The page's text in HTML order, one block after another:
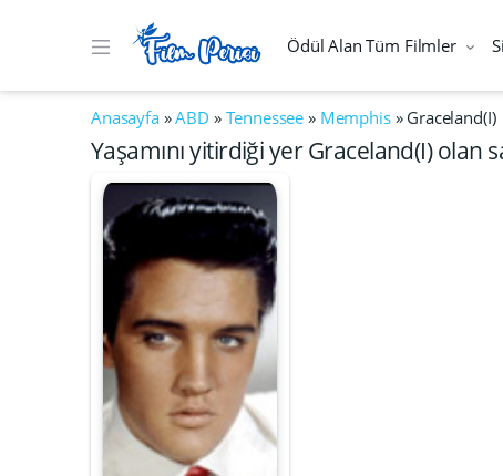
Ödül Alan Tüm Filmler
Anasayfa»ABD » Tennessee » Memphis» Graceland(I)
Yaşamını yitirdiği yer Graceland(I) olan